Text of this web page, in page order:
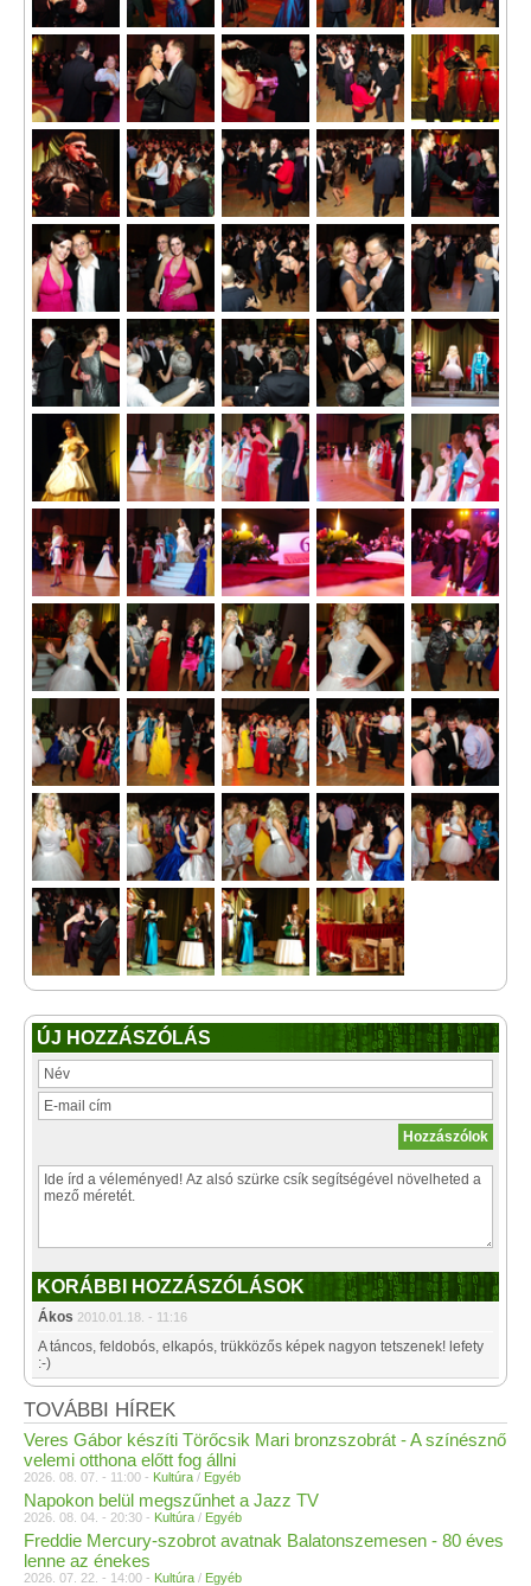
ÚJ HOZZÁSZÓLÁS
KORÁBBI HOZZÁSZÓLÁSOK
Ákos 2010.01.18. - 11:16
A táncos, feldobós, elkapós, trükközős képek nagyon tetszenek! lefety
:-)
TOVÁBBI HÍREK
Veres Gábor készíti Törőcsik Mari bronzszobrát - A színésznő
velemi otthona előtt fog állni
2026. 08. 07. - 11:00 - Kultúra / Egyéb
Napokon belül megszűnhet a Jazz TV
2026. 08. 04. - 20:30 - Kultúra / Egyéb
Freddie Mercury-szobrot avatnak Balatonszemesen - 80 éves
lenne az énekes
2026. 07. 22. - 14:00 - Kultúra / Egyéb